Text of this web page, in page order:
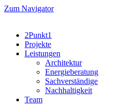
Zum
Zum Navigator
2Punkt1
Projekte
Leistungen
Architektur
Energieberatung
Sachverständige
Nachhaltigkeit
Team